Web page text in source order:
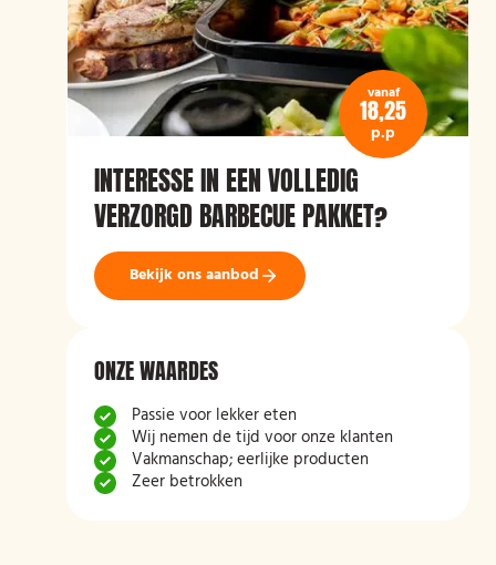
vanaf
18,25
p.p
INTERESSE IN EEN VOLLEDIG
VERZORGD BARBECUE PAKKET?
Bekijk ons aanbod
ONZE WAARDES
Passie voor lekker eten
Wij nemen de tijd voor onze klanten
Vakmanschap; eerlijke producten
Zeer betrokken